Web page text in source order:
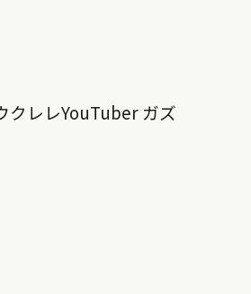
クレレYouTuber ガズ